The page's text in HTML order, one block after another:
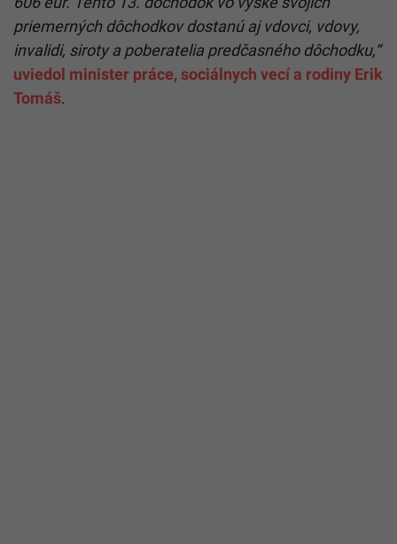
priemerných dôchodkov dostanú aj vdovci, vdovy,
invalidi, siroty a poberatelia predčasného dôchodku,“
uviedol minister práce, sociálnych vecí a rodiny Erik
Tomáš.